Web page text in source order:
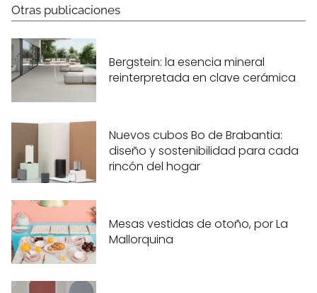
Otras publicaciones
Bergstein: la esencia mineral
reinterpretada en clave cerámica
Nuevos cubos Bo de Brabantia:
diseño y sostenibilidad para cada
rincón del hogar
Mesas vestidas de otoño, por La
Mallorquina